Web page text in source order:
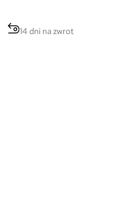
14 dni na zwrot